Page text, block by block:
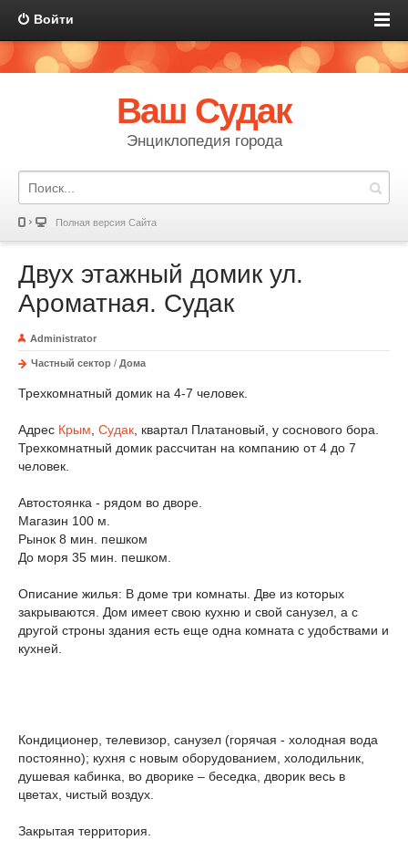
Войти
Ваш Судак
Энциклопедия города
Полная версия Сайта
Двух этажный домик ул.
Ароматная. Судак
Administrator
Частный сектор / Дома
Трехкомнатный домик на 4-7 человек.
Адрес Крым Судак , квартал Платановый, у соснового бора.
Трехкомнатный домик рассчитан на компанию от 4 до 7
человек.
Автостоянка - рядом во дворе.
Магазин 100 м.
Рынок 8 мин. пешком
До моря 35 мин. пешком.
Описание жилья: В доме три комнаты. Две из которых
закрываются. Дом имеет свою кухню и свой санузел, а с
другой строны здания есть еще одна комната с удобствами и
кухней.
Кондиционер, телевизор, санузел (горячая - холодная вода
постоянно); кухня с новым оборудованием, холодильник,
душевая кабинка, во дворике – беседка, дворик весь в
цветах, чистый воздух.
Закрытая территория.